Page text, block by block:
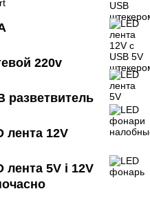
220v
разветвитель
лента 12V
лента 5V і 12V